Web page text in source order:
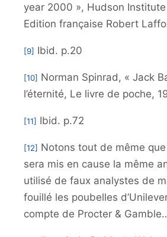
year 2000 », Hudson Institute
Edition française Robert
[9] Ibid. p.20
[10] Norman Spinrad, « Jack
l’éternité, Le livre de poche,
[11] Ibid. p.72
[12] Notons tout de même
sera mis en cause la même
utilisé de faux analystes de
fouillé les poubelles
compte de Procter &